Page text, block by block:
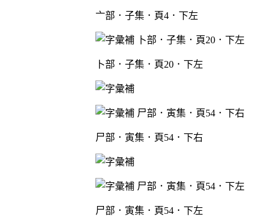
亠部．子集．頁4．下左
卜部．子集．頁20．下左
尸部．寅集．頁54．下右
尸部．寅集．頁54．下左